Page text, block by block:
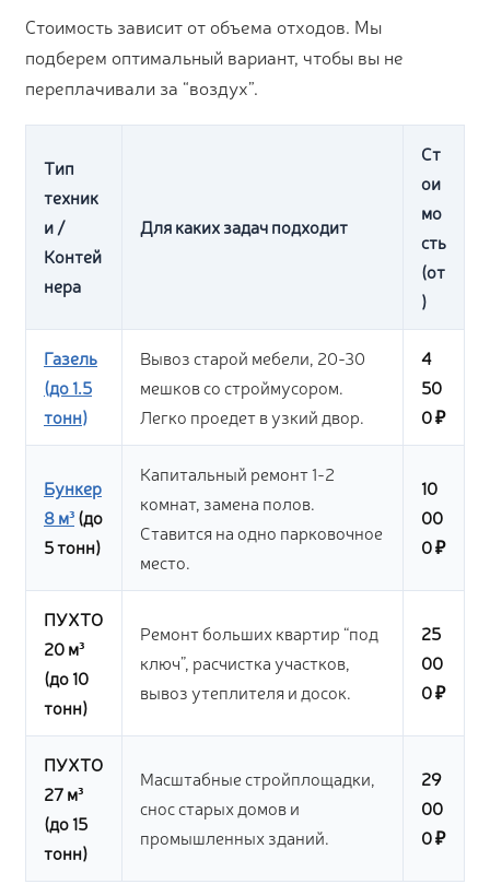
Стоимость зависит от объема отходов. Мы
подберем оптимальный вариант, чтобы вы не
переплачивали за “воздух”.
Тип
техник
и /
Контей
нера
Для каких задач подходит
Ст
ои
мо
сть
(от
)
Газель
(до 1.5
тонн)
Вывоз старой мебели, 20-30
мешков со строймусором.
Легко проедет в узкий двор.
4
50
0 ₽
Бункер
8 м³(до
5 тонн)
Капитальный ремонт 1-2
комнат, замена полов.
Ставится на одно парковочное
место.
10
00
0 ₽
ПУХТО
20 м³
(до 10
тонн)
Ремонт больших квартир “под
ключ”, расчистка участков,
вывоз утеплителя и досок.
25
00
0 ₽
ПУХТО
27 м³
(до 15
тонн)
Масштабные стройплощадки,
снос старых домов и
промышленных зданий.
29
00
0 ₽